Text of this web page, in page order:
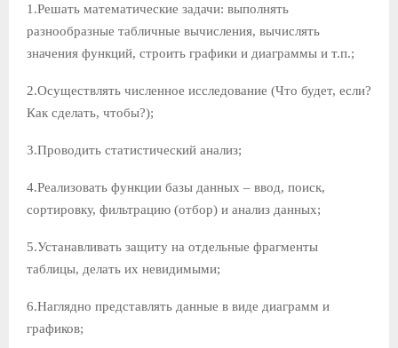
1.Решать математические задачи: выполнять
разнообразные табличные вычисления, вычислять
значения функций, строить графики и диаграммы и т.п.;
2.Осуществлять численное исследование (Что будет, если?
Как сделать, чтобы?);
3.Проводить статистический анализ;
4.Реализовать функции базы данных – ввод, поиск,
сортировку, фильтрацию (отбор) и анализ данных;
5.Устанавливать защиту на отдельные фрагменты
таблицы, делать их невидимыми;
6.Наглядно представлять данные в виде диаграмм и
графиков;